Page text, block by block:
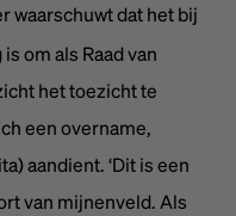
waarschuwt dat het bij
om als Raad van
het toezicht te
een overname,
aandient. ‘Dit is een
van mijnenveld. Als